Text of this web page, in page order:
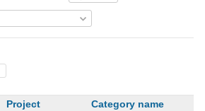
Project
Category name